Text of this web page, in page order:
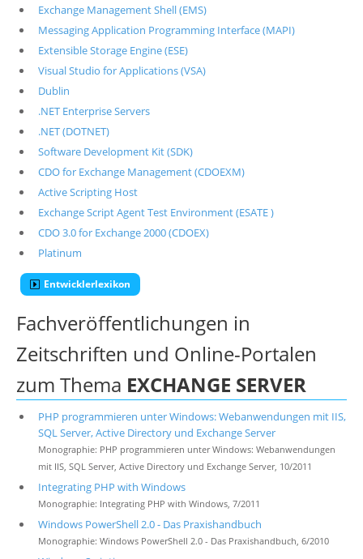
Exchange Management Shell (EMS)
Messaging Application Programming Interface (MAPI)
Extensible Storage Engine (ESE)
Visual Studio for Applications (VSA)
Dublin
.NET Enterprise Servers
.NET (DOTNET)
Software Development Kit (SDK)
CDO for Exchange Management (CDOEXM)
Active Scripting Host
Exchange Script Agent Test Environment (ESATE )
CDO 3.0 for Exchange 2000 (CDOEX)
Platinum
Entwicklerlexikon
Fachveröffentlichungen in
Zeitschriften und Online-Portalen
zum Thema EXCHANGE SERVER
PHP programmieren unter Windows: Webanwendungen mit IIS,
SQL Server, Active Directory und Exchange Server
Monographie: PHP programmieren unter Windows: Webanwendungen
mit IIS, SQL Server, Active Directory und Exchange Server, 10/2011
Integrating PHP with Windows
Monographie: Integrating PHP with Windows, 7/2011
Windows PowerShell 2.0 - Das Praxishandbuch
Monographie: Windows PowerShell 2.0 - Das Praxishandbuch, 6/2010